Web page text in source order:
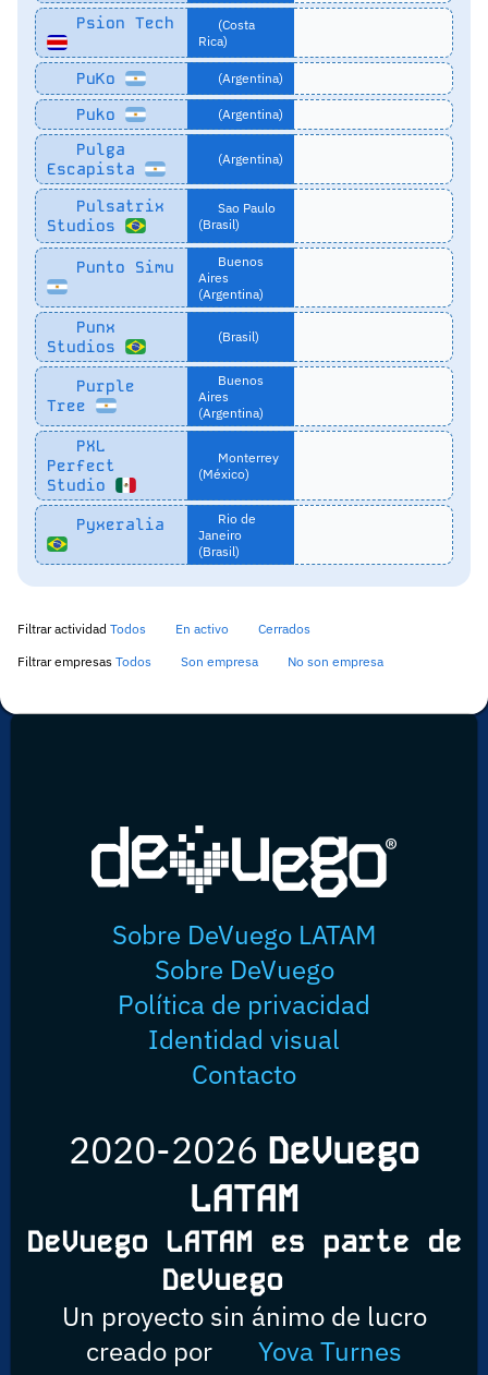
Psion Tech
(Costa
Rica)
PuKo (Argentina)
Puko (Argentina)
Pulga
Escapista
(Argentina)
Pulsatrix
Studios
Sao Paulo
(Brasil)
Punto Simu
Buenos
Aires
(Argentina)
Punx
Studios
(Brasil)
Purple
Tree
Buenos
Aires
(Argentina)
PXL
Perfect
Studio
Monterrey
(México)
Pyxeralia
Rio de
Janeiro
(Brasil)
Filtrar actividad Todos En activo
Cerrados
Filtrar empresas Todos Son empresa No son empresa
Sobre DeVuego LATAM
Sobre DeVuego
Política de privacidad
Identidad visual
Contacto
2020-2026 DeVuego
LATAM
DeVuego LATAM es parte de
DeVuego
Un proyecto sin ánimo de lucro
creado por
Yova Turnes